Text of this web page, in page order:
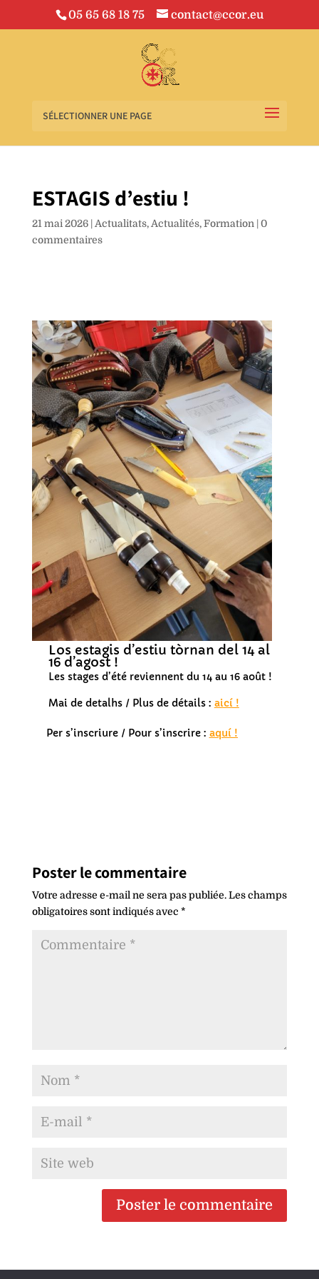
05 65 68 18 75 contact@ccor.eu
SÉLECTIONNER UNE PAGE
ESTAGIS d’estiu !
21 mai 2026| Actualitats, Actualités,Formation | 0
commentaires
Los estagis d’estiu tòrnan del 14 al
16 d’agost !
Les stages d’été reviennent du 14 au 16 août !
Mai de detalhs / Plus de détails : aicí !
Per s’inscriure / Pour s’inscrire : aquí !
Poster le commentaire
Votre adresse e-mail ne sera pas publiée. Les champs
obligatoires sont indiqués avec *